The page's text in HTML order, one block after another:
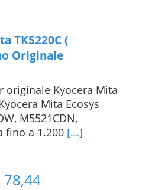
TK5220C (
Originale
originale Kyocera Mita
Mita Ecosys
M5521CDN,
fino a 1.200 [...]
78,44